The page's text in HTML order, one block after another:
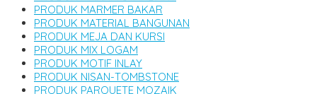
PRODUK MARMER BAKAR
PRODUK MATERIAL BANGUNAN
PRODUK MEJA DAN KURSI
PRODUK MIX LOGAM
PRODUK MOTIF INLAY
PRODUK NISAN-TOMBSTONE
PRODUK PARQUETE MOZAIK